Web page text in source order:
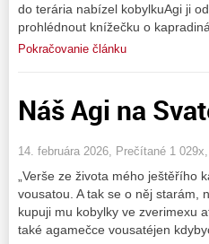
do terária nabízel kobylkuAgi ji
prohlédnout knížečku o
Pokračovanie článku
Náš Agi na
14. februára 2026, Prečítané 1 029x,
„Verše ze života mého
vousatou. A tak se o něj starám,
kupuji mu kobylky ve zverimexu
také agamečce vousatéjen